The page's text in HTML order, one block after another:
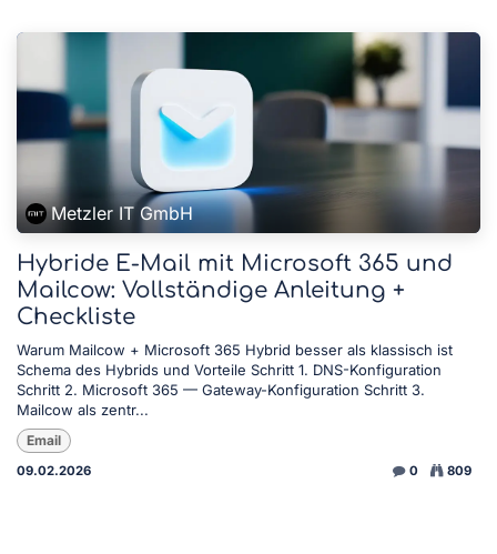
Metzler IT GmbH
Hybride E-Mail mit Microsoft 365 und
Mailcow: Vollständige Anleitung +
Checkliste
Warum Mailcow + Microsoft 365 Hybrid besser als klassisch ist
Schema des Hybrids und Vorteile Schritt 1. DNS-Konfiguration
Schritt 2. Microsoft 365 — Gateway-Konfiguration Schritt 3.
Mailcow als zentr...
Email
09.02.2026 0 809